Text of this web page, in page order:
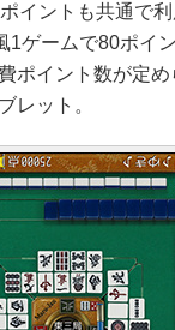
イントも共通で
1ゲームで80ポイ
ポイント数が定
レット。